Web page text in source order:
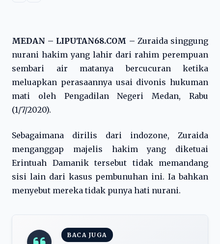
MEDAN – LIPUTAN68.COM – Zuraida singgung
nurani hakim yang lahir dari rahim perempuan
sembari air matanya bercucuran ketika
meluapkan perasaannya usai divonis hukuman
mati oleh Pengadilan Negeri Medan, Rabu
(1/7/2020).
Sebagaimana dirilis dari indozone, Zuraida
menganggap majelis hakim yang diketuai
Erintuah Damanik tersebut tidak memandang
sisi lain dari kasus pembunuhan ini. Ia bahkan
menyebut mereka tidak punya hati nurani.
BACA JUGA